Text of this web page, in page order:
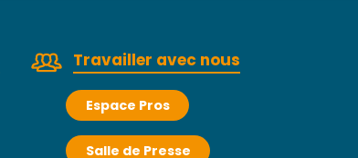
Travailler avec nous
Espace Pros
Salle de Presse